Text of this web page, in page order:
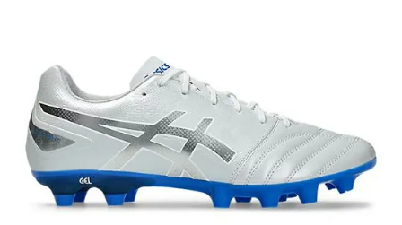
SALE品はこちら
INFORMATIOM
ご利用ガイド